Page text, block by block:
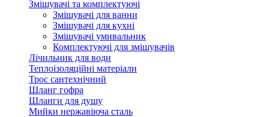
Змішувачі та комплектуючі
Змішувачі для ванни
Змішувачі для кухні
Змішувачі умивальник
Комплектуючі для змішувачів
Лічильник для води
Теплоізоляційні матеріали
Трос сантехнічний
Шланг гофра
Шланги для душу
Мийки нержавіюча сталь